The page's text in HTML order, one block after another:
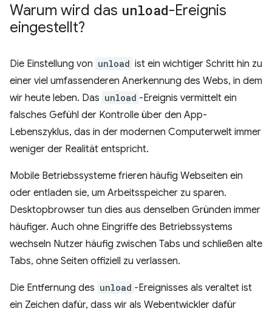
Warum wird das unload-Ereignis
eingestellt?
Die Einstellung von unload ist ein wichtiger Schritt hin zu
einer viel umfassenderen Anerkennung des Webs, in dem
wir heute leben. Das unload -Ereignis vermittelt ein
falsches Gefühl der Kontrolle über den App-
Lebenszyklus, das in der modernen Computerwelt immer
weniger der Realität entspricht.
Mobile Betriebssysteme frieren häufig Webseiten ein
oder entladen sie, um Arbeitsspeicher zu sparen.
Desktopbrowser tun dies aus denselben Gründen immer
häufiger. Auch ohne Eingriffe des Betriebssystems
wechseln Nutzer häufig zwischen Tabs und schließen alte
Tabs, ohne Seiten offiziell zu verlassen.
Die Entfernung des unload -Ereignisses als veraltet ist
ein Zeichen dafür, dass wir als Webentwickler dafür